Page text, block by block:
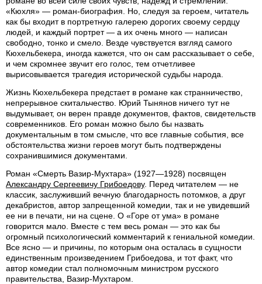
«Кюхля» — роман-биография. Но, следуя за героем, читатель
как бы входит в портретную галерею дорогих своему сердцу
людей, и каждый портрет — а их очень много — написан
свободно, тонко и смело. Везде чувствуется взгляд самого
Кюхельбекера, иногда кажется, что он сам рассказывает о себе,
и чем скромнее звучит его голос, тем отчетливее
вырисовывается трагедия исторической судьбы народа.
Жизнь Кюхельбекера предстает в романе как странничество,
непрерывное скитальчество. Юрий Тынянов ничего тут не
выдумывает, он верен правде документов, фактов, свидетельств
современников. Его роман можно было бы назвать
документальным в том смысле, что все главные события, все
обстоятельства жизни героев могут быть подтверждены
сохранившимися документами.
Роман «Смерть Вазир-Мухтара» (1927—1928) посвящен
Александру Сергеевичу Грибоедову. Перед читателем — не
классик, заслуживший вечную благодарность потомков, а друг
декабристов, автор запрещенной комедии, так и не увидевший
ее ни в печати, ни на сцене. О «Горе от ума» в романе
говорится мало. Вместе с тем весь роман — это как бы
огромный психологический комментарий к гениальной комедии.
Все ясно — и причины, по которым она осталась в сущности
единственным произведением Грибоедова, и тот факт, что
автор комедии стал полномочным министром русского
правительства, Вазир-Мухтаром.